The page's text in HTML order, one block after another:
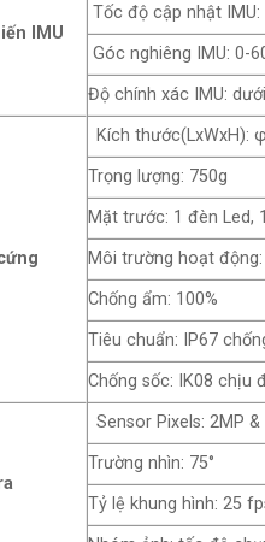
IMU
Tốc độ cập nhật IMU:
Góc nghiêng IMU: 0-
Độ chính xác IMU:
Kích thước(LxWxH):
Trọng lượng: 750g
Mặt trước: 1 đèn Led,
Môi trường hoạt động:
Chống ẩm: 100%
Tiêu chuẩn: IP67
Chống sốc: IK08 chịu
Sensor Pixels: 2MP &
Trường nhìn: 75°
Tỷ lệ khung hình: 25